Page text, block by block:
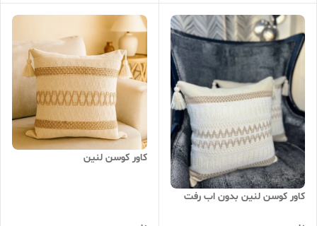
کاور کوسن لنین بدون اب رفت
کاور کوسن لنین